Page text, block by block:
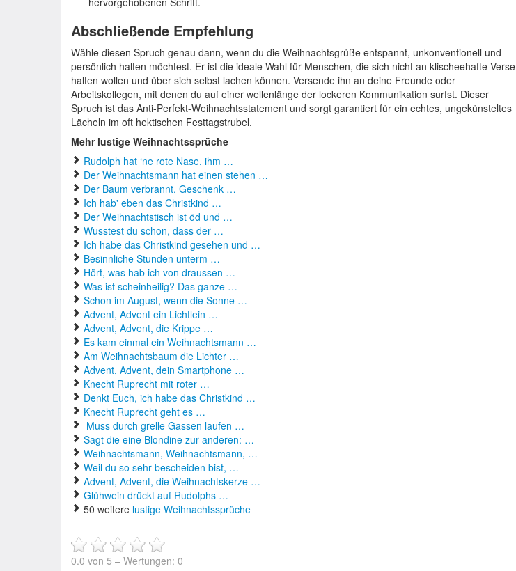
Abschließende Empfehlung
Wähle diesen Spruch genau dann, wenn du die Weihnachtsgrüße entspannt, unkonventionell und
persönlich halten möchtest. Er ist die ideale Wahl für Menschen, die sich nicht an klischeehafte Verse
halten wollen und über sich selbst lachen können. Versende ihn an deine Freunde oder
Arbeitskollegen, mit denen du auf einer wellenlänge der lockeren Kommunikation surfst. Dieser
Spruch ist das Anti-Perfekt-Weihnachtsstatement und sorgt garantiert für ein echtes, ungekünsteltes
Lächeln im oft hektischen Festtagstrubel.
Mehr lustige Weihnachtssprüche
Rudolph hat ‘ne rote Nase, ihm …
Der Weihnachtsmann hat einen stehen …
Der Baum verbrannt, Geschenk …
Ich hab' eben das Christkind …
Der Weihnachtstisch ist öd und …
Wusstest du schon, dass der …
Ich habe das Christkind gesehen und …
Besinnliche Stunden unterm …
Hört, was hab ich von draussen …
Was ist scheinheilig? Das ganze …
Schon im August, wenn die Sonne …
Advent, Advent ein Lichtlein …
Advent, Advent, die Krippe …
Es kam einmal ein Weihnachtsmann …
Am Weihnachtsbaum die Lichter …
Advent, Advent, dein Smartphone …
Knecht Ruprecht mit roter …
Denkt Euch, ich habe das Christkind …
Knecht Ruprecht geht es …
Muss durch grelle Gassen laufen …
Sagt die eine Blondine zur anderen: …
Weihnachtsmann, Weihnachtsmann, …
Weil du so sehr bescheiden bist, …
Advent, Advent, die Weihnachtskerze …
Glühwein drückt auf Rudolphs …
50 weitere lustige Weihnachtssprüche
0.0 von 5 – Wertungen: 0